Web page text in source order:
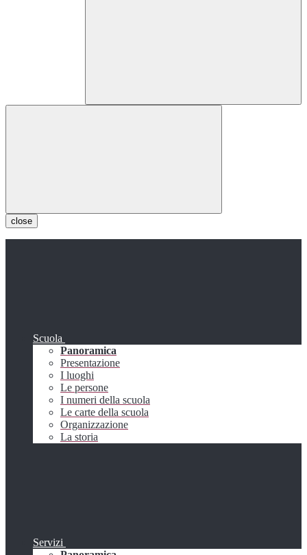
close
Scuola
Panoramica
Presentazione
I luoghi
Le persone
I numeri della scuola
Le carte della scuola
Organizzazione
La storia
Servizi